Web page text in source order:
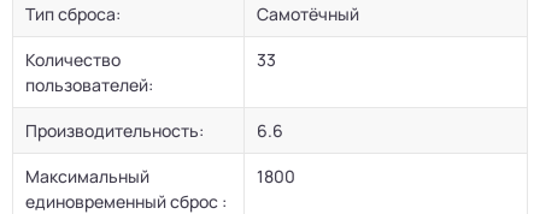
Тип сброса:
Самотёчный
Количество
пользователей:
33
Производительность:
6.6
Максимальный
единовременный сброс :
1800